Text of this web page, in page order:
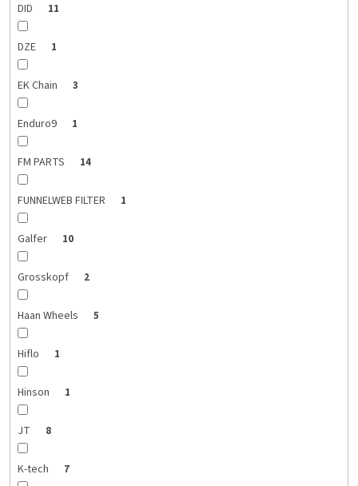
DID 11
DZE 1
EK Chain 3
Enduro9 1
FM PARTS 14
FUNNELWEB FILTER 1
Galfer 10
Grosskopf 2
Haan Wheels 5
Hiflo 1
Hinson 1
JT 8
K-tech 7